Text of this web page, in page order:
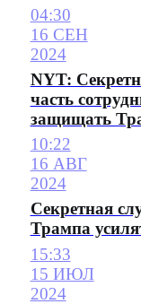
04:30
16 СЕН
2024
NYT:
часть
защищать
10:22
16 АВГ
2024
Секретная
Трампа
15:33
15 ИЮЛ
2024